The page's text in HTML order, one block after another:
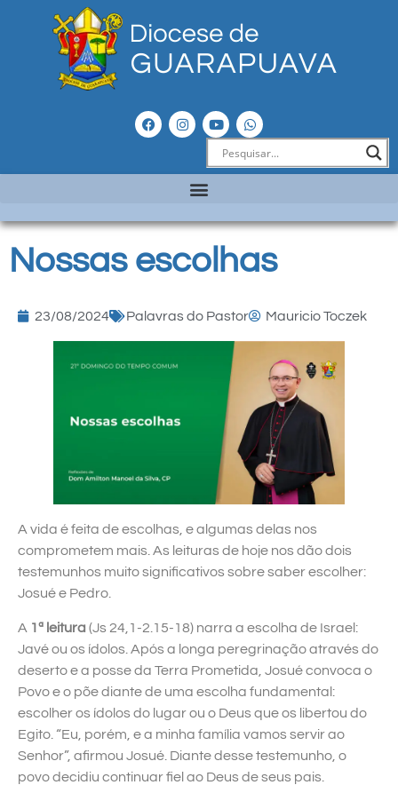
Nossas escolhas
23/08/2024 Palavras do Pastor Mauricio Toczek
A vida é feita de escolhas, e algumas delas nos
comprometem mais. As leituras de hoje nos dão dois
testemunhos muito significativos sobre saber escolher:
Josué e Pedro.
A 1ª leitura (Js 24,1-2.15-18) narra a escolha de Israel:
Javé ou os ídolos. Após a longa peregrinação através do
deserto e a posse da Terra Prometida, Josué convoca o
Povo e o põe diante de uma escolha fundamental:
escolher os ídolos do lugar ou o Deus que os libertou do
Egito. “Eu, porém, e a minha família vamos servir ao
Senhor”, afirmou Josué. Diante desse testemunho, o
povo decidiu continuar fiel ao Deus de seus pais.